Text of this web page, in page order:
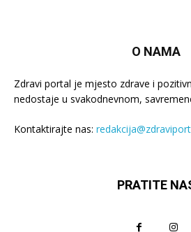
O NAMA
Zdravi portal je mjesto zdrave i
nedostaje u svakodnevnom,
Kontaktirajte nas:
PRATITE